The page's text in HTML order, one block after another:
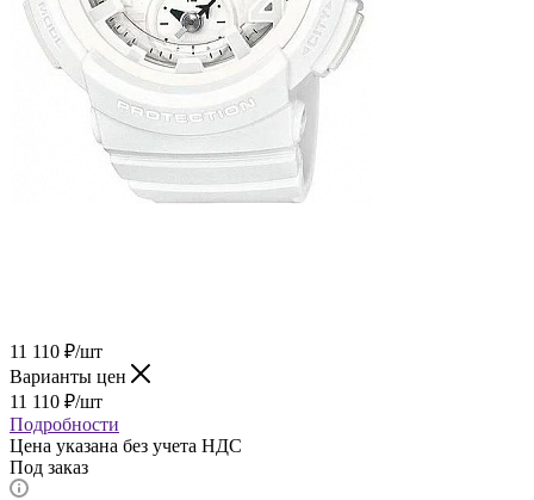
11 110 ₽/шт
Варианты цен
11 110 ₽/шт
Подробности
Цена указана без учета НДС
Под заказ